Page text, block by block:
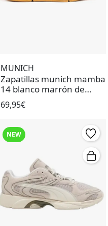
MUNICH
Zapatillas munich mamba
14 blanco marrón de
mujer.
69,95€
NEW